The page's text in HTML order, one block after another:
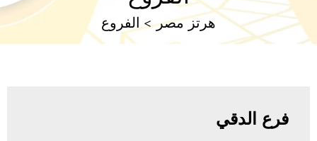
هرتز مصر> الفروع
فرع الدقي